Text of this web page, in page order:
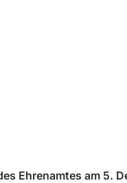
Ehrenamtes am 5.